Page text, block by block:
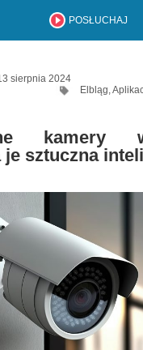
POSŁUCHAJ
sierpnia 2024
Elbląg,
kamery
je sztuczna